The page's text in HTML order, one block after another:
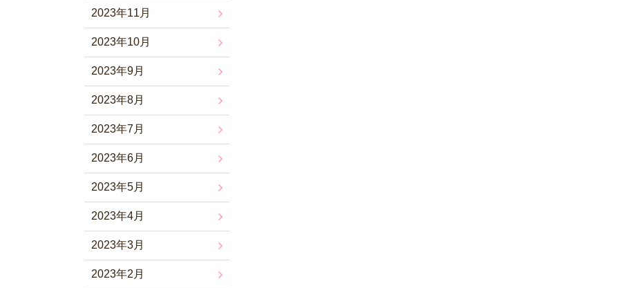
2023年11月
2023年10月
2023年9月
2023年8月
2023年7月
2023年6月
2023年5月
2023年4月
2023年3月
2023年2月